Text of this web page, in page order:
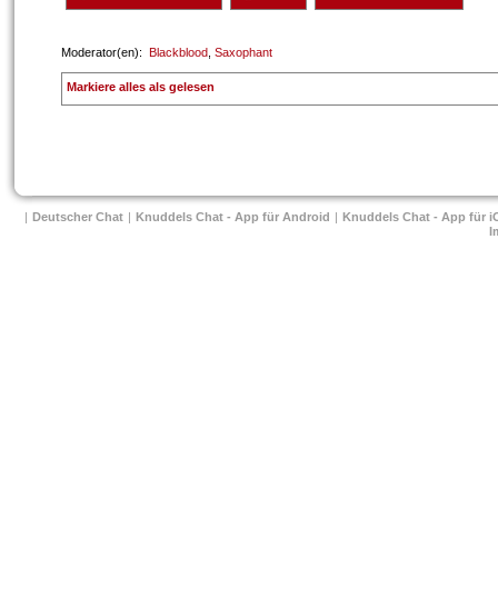
Moderator(en): Blackblood Saxophant
Markiere alles als gelesen
| Deutscher Chat | Knuddels Chat - App für Android | Knuddels Chat - App für